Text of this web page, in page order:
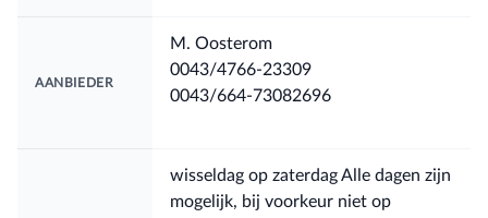
AANBIEDER
M. Oosterom
0043/4766-23309
0043/664-73082696
wisseldag op zaterdag Alle dagen zijn
mogelijk, bij voorkeur niet op